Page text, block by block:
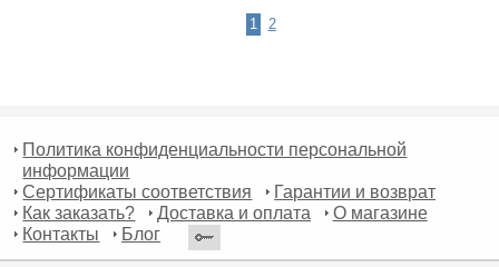
1 2
Политика конфиденциальности персональной
информации
Сертификаты соответствия
Гарантии и возврат
Как заказать?
Доставка и оплата
О магазине
Контакты
Блог